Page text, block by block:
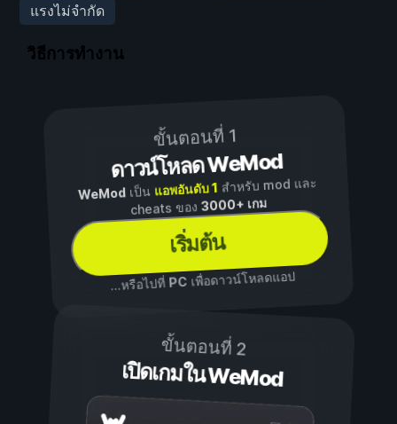
แรงไม่จำกัด
วิธีการทำงาน
ขั้นตอนที่ 1
ดาวน์โหลด WeMod
WeModเป็น แอพอันดับ 1 สำหรับ mod และ
cheats ของ3000+ เกม
เริ่มต้น
...หรือไปที่ PCเพื่อดาวน์โหลดแอป
ขั้นตอนที่ 2
เปิดเกมใน WeMod